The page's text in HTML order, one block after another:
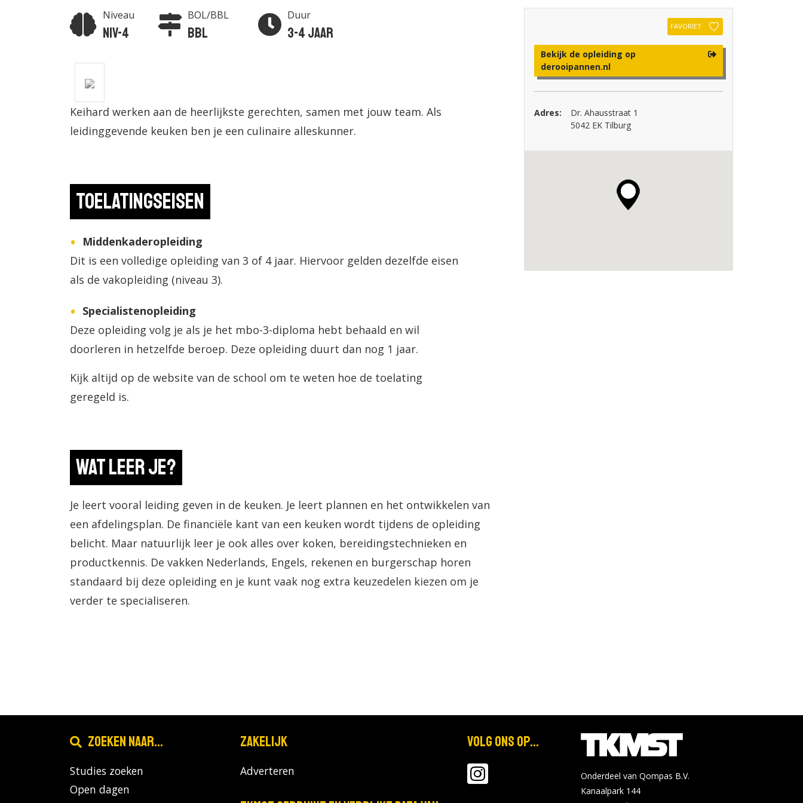
Niveau
Niv-4
BOL/BBL
BBL
Duur
3-4 jaar
Keihard werken aan de heerlijkste gerechten, samen met jouw team. Als
leidinggevende keuken ben je een culinaire alleskunner.
Toelatingseisen
Middenkaderopleiding
Dit is een volledige opleiding van 3 of 4 jaar. Hiervoor gelden dezelfde eisen
als de vakopleiding (niveau 3).
Specialistenopleiding
Deze opleiding volg je als je het mbo-3-diploma hebt behaald en wil
doorleren in hetzelfde beroep. Deze opleiding duurt dan nog 1 jaar.
Kijk altijd op de website van de school om te weten hoe de toelating
geregeld is.
Wat leer je?
Je leert vooral leiding geven in de keuken. Je leert plannen en het ontwikkelen van
een afdelingsplan. De financiële kant van een keuken wordt tijdens de opleiding
belicht. Maar natuurlijk leer je ook alles over koken, bereidingstechnieken en
productkennis. De vakken Nederlands, Engels, rekenen en burgerschap horen
standaard bij deze opleiding en je kunt vaak nog extra keuzedelen kiezen om je
verder te specialiseren.
FAVORIET
Bekijk de opleiding op
derooipannen.nl
Adres:
Dr. Ahausstraat 1
5042 EK Tilburg
Zoeken naar...
Studies zoeken
Open dagen
Zakelijk
Adverteren
Volg ons op...
Onderdeel van Qompas B.V.
Kanaalpark 144